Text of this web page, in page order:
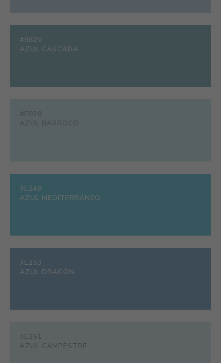
#962V
AZUL CASCADA
#E028
AZUL BARROCO
#E249
AZUL MEDITERRÁNEO
#E253
AZUL DRAGÓN
#E261
AZUL CAMPESTRE